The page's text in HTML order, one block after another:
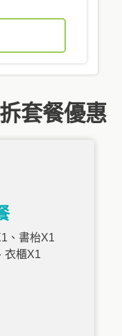
套餐優惠
、書枱X1
衣櫃X1